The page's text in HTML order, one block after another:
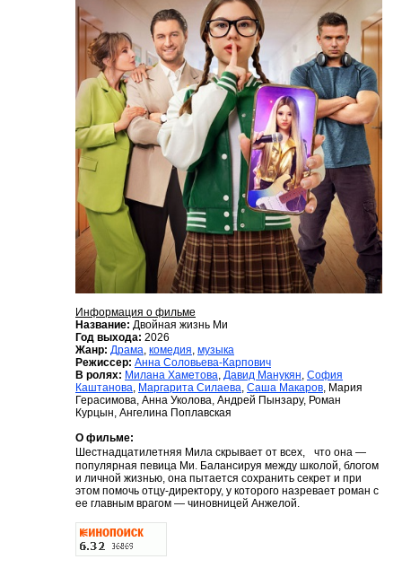
Информация о фильме
Название: Двойная жизнь Ми
Год выхода: 2026
Жанр: Драма, комедия, музыка
Режиссер: Анна Соловьева-Карпович
В ролях: Милана Хаметова, Давид Манукян, София
Каштанова, Маргарита Силаева, Саша Макаров, Мария
Герасимова, Анна Уколова, Андрей Пынзару, Роман
Курцын, Ангелина Поплавская
О фильме:
Шестнадцатилетняя Мила скрывает от всех, что она —
популярная певица Ми. Балансируя между школой, блогом
и личной жизнью, она пытается сохранить секрет и при
этом помочь отцу-директору, у которого назревает роман с
ее главным врагом — чиновницей Анжелой.